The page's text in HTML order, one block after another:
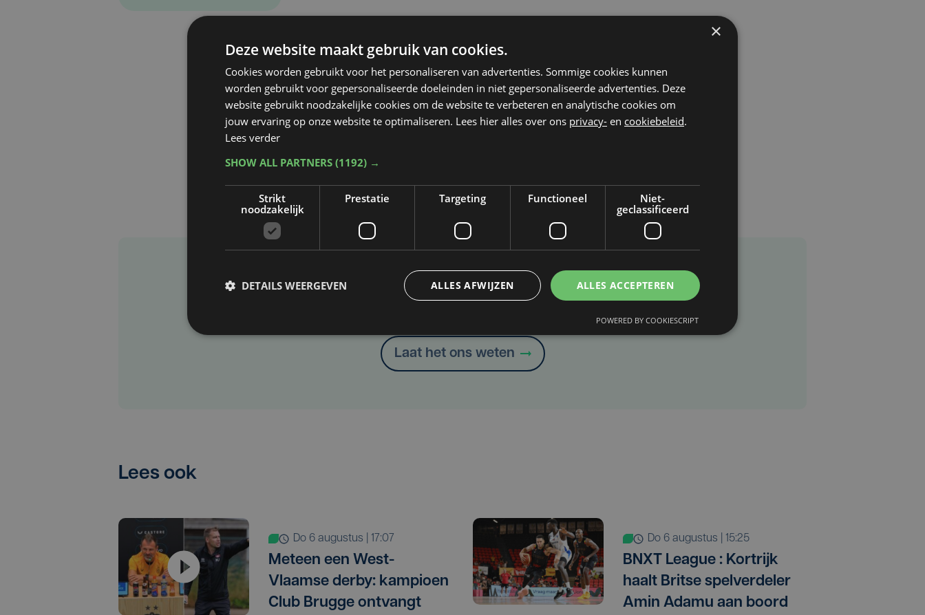
Taalfout opgemerkt?
Laat het ons weten
Lees ook
do 6 augustus | 17:07
Meteen een West-
Vlaamse derby: kampioen
Club Brugge ontvangt
do 6 augustus | 15:25
BNXT League : Kortrijk
haalt Britse spelverdeler
Amin Adamu aan boord
×
Deze website maakt gebruik van cookies.
Cookies worden gebruikt voor het personaliseren van advertenties. Sommige cookies kunnen
worden gebruikt voor gepersonaliseerde doeleinden in niet gepersonaliseerde advertenties. Deze
website gebruikt noodzakelijke cookies om de website te verbeteren en analytische cookies om
jouw ervaring op onze website te optimaliseren. Lees hier alles over ons privacy- en cookiebeleid.
Lees verder
SHOW ALL PARTNERS (1192) →
Strikt
noodzakelijk
Prestatie Targeting Functioneel
Niet-
geclassificeerd
ALLES ACCEPTEREN
ALLES AFWIJZEN
DETAILS WEERGEVEN
POWERED BY COOKIESCRIPT